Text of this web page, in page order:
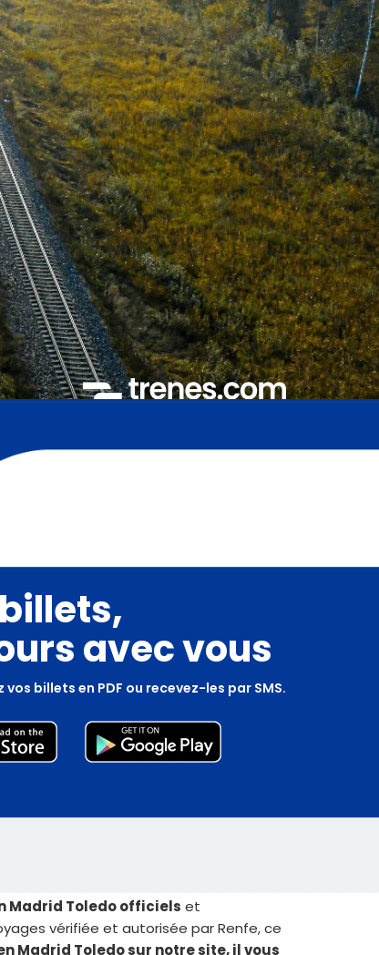
avec vous
vos billets en PDF ou recevez-les par SMS.
Madrid Toledo officiels et
vérifiée et autorisée par Renfe, ce
Madrid Toledo sur notre site, il vous